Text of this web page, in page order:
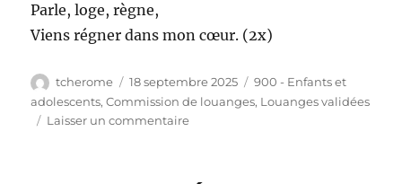
Parle, loge, règne,
Viens régner dans mon cœur. (2x)
Auteur
tcherome
Publié
le
18 septembre 2025 Catégories
900 - Enfants et
adolescents,Commission de louanges, Louanges validées
Laisser un commentairesur